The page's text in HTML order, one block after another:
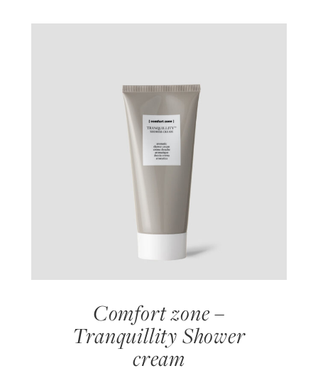
Comfort zone –
Tranquillity Shower
cream